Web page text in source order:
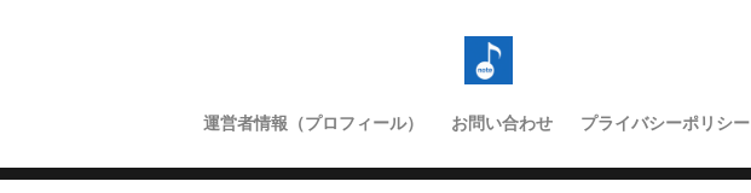
運営者情報（プロフィール） お問い合わせ プライバシーポリシー